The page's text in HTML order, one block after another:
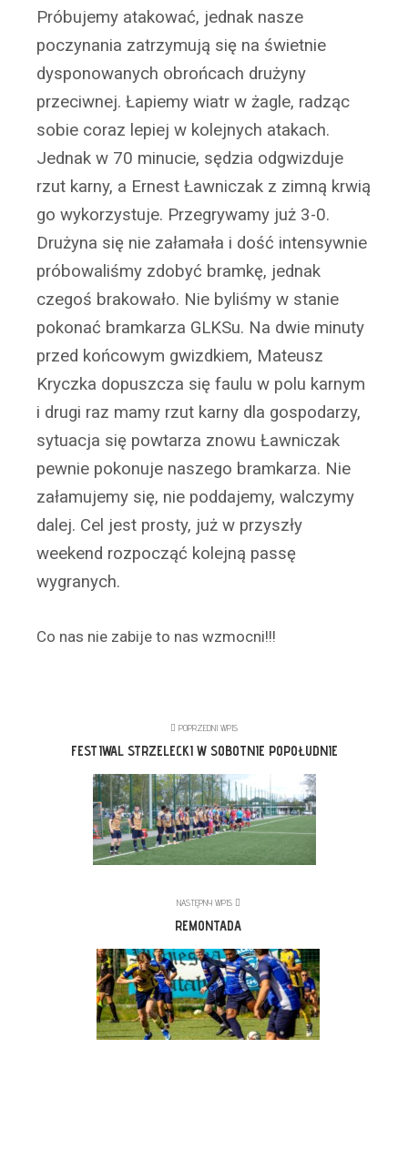
Próbujemy atakować, jednak nasze
poczynania zatrzymują się na świetnie
dysponowanych obrońcach drużyny
przeciwnej. Łapiemy wiatr w żagle, radząc
sobie coraz lepiej w kolejnych atakach.
Jednak w 70 minucie, sędzia odgwizduje
rzut karny, a Ernest Ławniczak z zimną krwią
go wykorzystuje. Przegrywamy już 3-0.
Drużyna się nie załamała i dość intensywnie
próbowaliśmy zdobyć bramkę, jednak
czegoś brakowało. Nie byliśmy w stanie
pokonać bramkarza GLKSu. Na dwie minuty
przed końcowym gwizdkiem, Mateusz
Kryczka dopuszcza się faulu w polu karnym
i drugi raz mamy rzut karny dla gospodarzy,
sytuacja się powtarza znowu Ławniczak
pewnie pokonuje naszego bramkarza. Nie
załamujemy się, nie poddajemy, walczymy
dalej. Cel jest prosty, już w przyszły
weekend rozpocząć kolejną passę
wygranych.
Co nas nie zabije to nas wzmocni!!!
POPRZEDNI WPIS
FESTIWAL STRZELECKI W SOBOTNIE POPOŁUDNIE
NASTĘPNY WPIS
REMONTADA